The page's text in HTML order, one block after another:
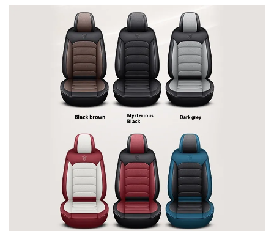
је од пресудног значаја. Аутомобилски резервни делови
Тиантай Ванван увек су се истакли као симбол
квалитета, поузданости и иновација...